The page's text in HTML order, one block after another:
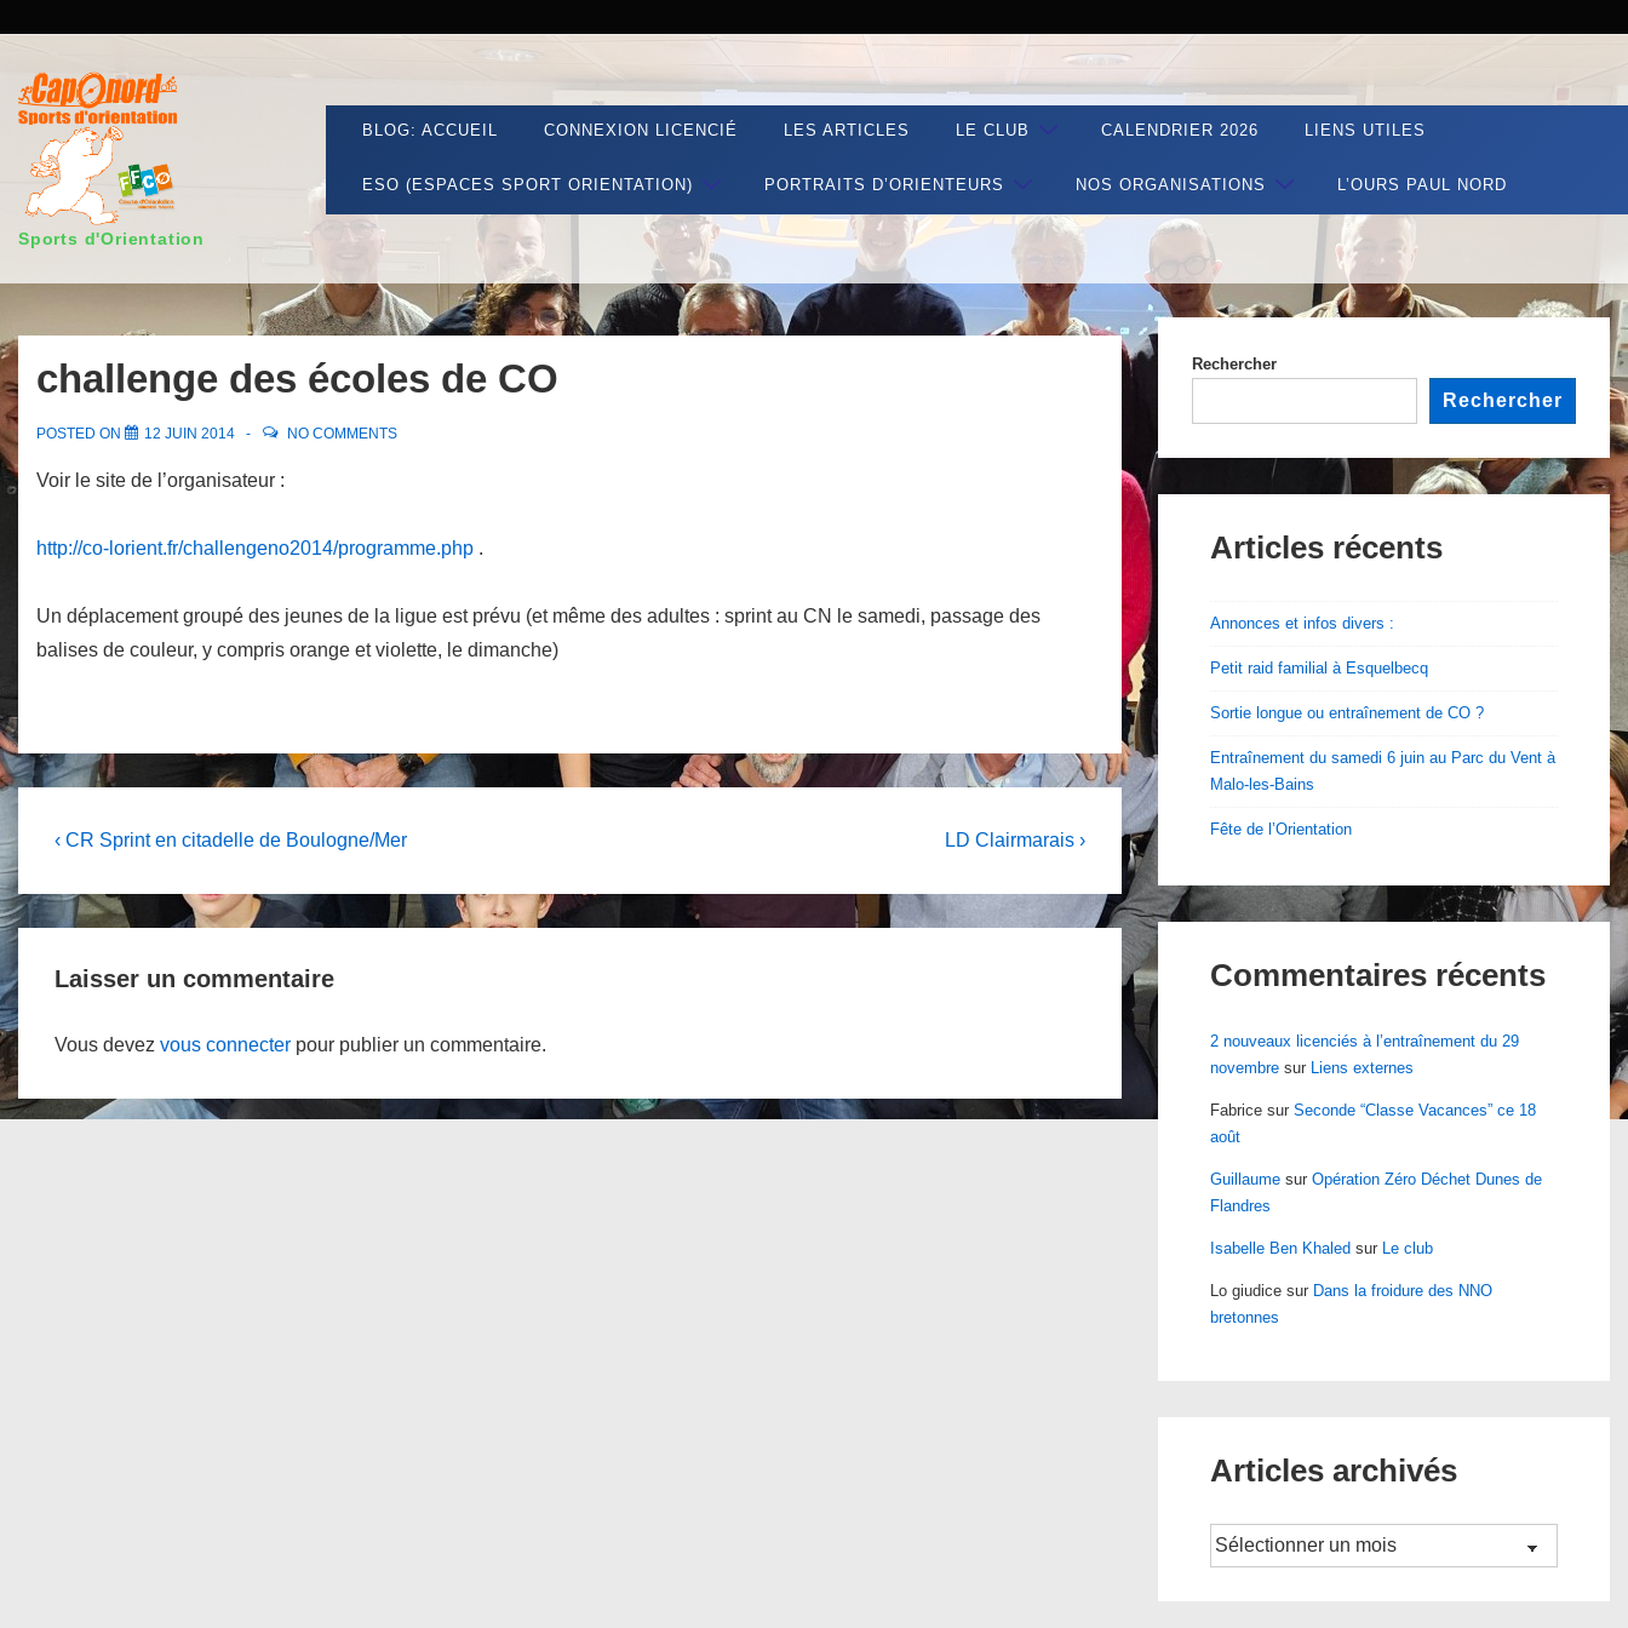
contenu
principal
Navigation
Sports d'Orientation
MainBLOG: ACCUEIL CONNEXION LICENCIÉ LES ARTICLES LE CLUB CALENDRIER 2026 LIENS UTILES
ESO (ESPACES SPORT ORIENTATION) PORTRAITS D’ORIENTEURS NOS ORGANISATIONS L’OURS PAUL NORD
challenge des écoles de CO
POSTED ON 12 JUIN 2014 NO COMMENTS
Voir le site de l’organisateur :
http://co-lorient.fr/challengeno2014/programme.php .
Un déplacement groupé des jeunes de la ligue est prévu (et même des adultes : sprint au CN le samedi, passage des
balises de couleur, y compris orange et violette, le dimanche)
Navigation
l’article
Previous
is
‹ CR Sprint en citadelle de Boulogne/Mer
Next
is
LD Clairmarais ›
Laisser un commentaire
Vous devez vous connecter pour publier un commentaire.
Rechercher
Rechercher
Articles récents
Annonces et infos divers :
Petit raid familial à Esquelbecq
Sortie longue ou entraînement de CO ?
Entraînement du samedi 6 juin au Parc du Vent à
Malo-les-Bains
Fête de l’Orientation
Commentaires récents
2 nouveaux licenciés à l’entraînement du 29
novembresur Liens externes
Fabricesur Seconde “Classe Vacances” ce 18
août
Guillaumesur Opération Zéro Déchet Dunes de
Flandres
Isabelle Ben Khaled sur Le club
Lo giudicesur Dans la froidure des NNO
bretonnes
Articles archivés
Archives